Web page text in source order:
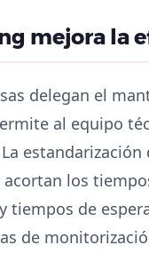
mejora la
delegan el
al equipo
los
tiempos de
de